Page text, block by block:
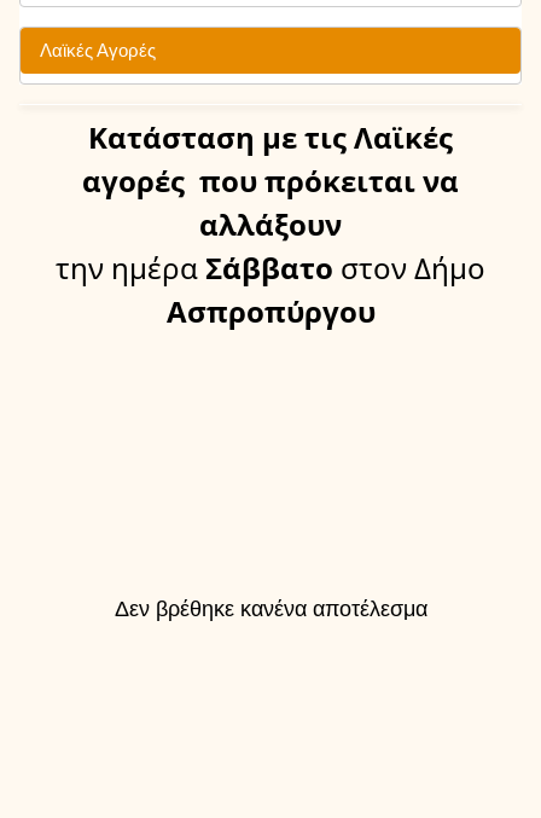
Λαϊκές Αγορές
Κατάσταση με τις Λαϊκές
αγορές που πρόκειται να
αλλάξουν
την ημέραΣάββατο στον Δήμο
Ασπροπύργου
Δεν βρέθηκε κανένα αποτέλεσμα